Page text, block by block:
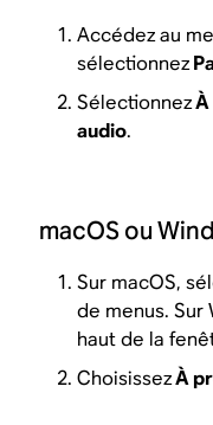
Accédez au
sélectionnez
SélectionnezÀ
audio.
macOS ou
Sur macOS,
de menus. Sur
haut de la
ChoisissezÀ